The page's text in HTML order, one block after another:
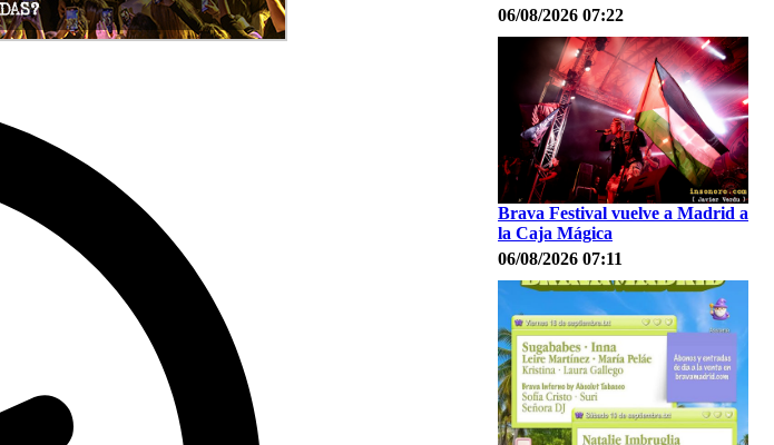
06/08/2026 07:22
Brava Festival vuelve a Madrid a
la Caja Mágica
06/08/2026 07:11